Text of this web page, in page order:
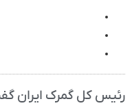
رئیس کل گمرک ایران